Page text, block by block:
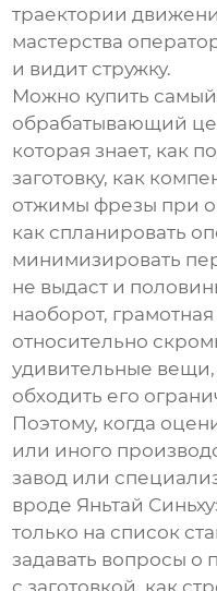
траектории
мастерства
и видит стружку.
Можно купить
обрабатывающий
которая знает, как
заготовку, как
отжимы фрезы при
как спланировать
минимизировать
не выдаст и
наоборот,
относительно
удивительные
обходить его
Поэтому, когда
или иного
завод или
вроде Яньтай
только на список
задавать вопросы о